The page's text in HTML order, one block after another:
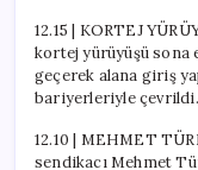
12.15 | KORTEJ
kortej yürüyüşü sona
geçerek alana giriş
bariyerleriyle çevrildi.
12.10 | MEHMET
sendikacı Mehmet